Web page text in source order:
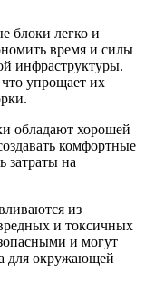
блоки легко и
время и силы
инфраструктуры.
упрощает их
обладают хорошей
комфортные
затраты на
из
и токсичных
и могут
для окружающей